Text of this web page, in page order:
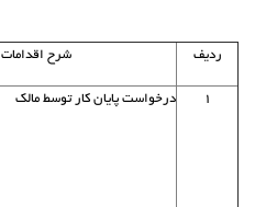
ردیف شرح اقدامات
۱ درخواست پایان کار توسط مالک